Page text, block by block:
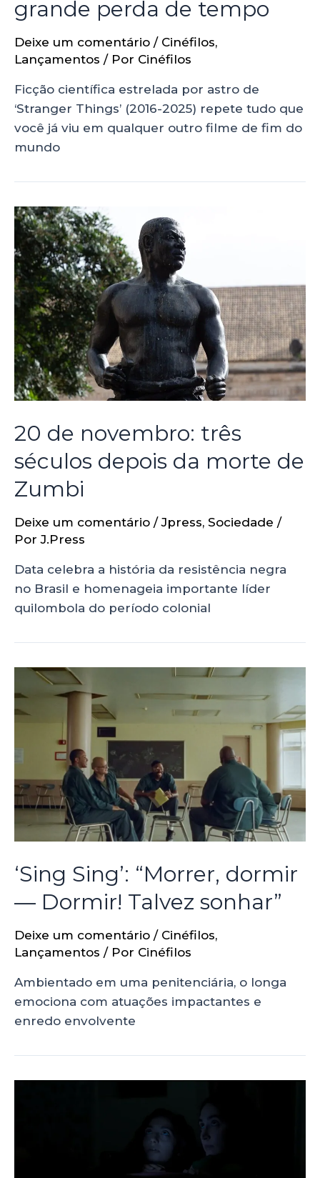
grande perda de tempo
Deixe um comentário / Cinéfilos,
Lançamentos / Por Cinéfilos
Ficção científica estrelada por astro de
‘Stranger Things’ (2016-2025) repete tudo que
você já viu em qualquer outro filme de fim do
mundo
20 de novembro: três
séculos depois da morte de
Zumbi
Deixe um comentário /Jpress, Sociedade /
PorJ.Press
Data celebra a história da resistência negra
no Brasil e homenageia importante líder
quilombola do período colonial
‘Sing Sing’: “Morrer, dormir
— Dormir! Talvez sonhar”
Deixe um comentário / Cinéfilos,
Lançamentos / Por Cinéfilos
Ambientado em uma penitenciária, o longa
emociona com atuações impactantes e
enredo envolvente